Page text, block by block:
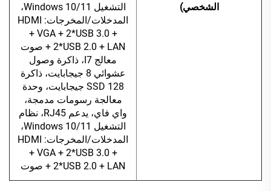
الشخصي)
التشغيل Windows 10/11،
المدخلات/المخرجات: HDMI
+ VGA + 2*USB 3.0 +
2*USB 2.0 + LAN + صوت
معالج I7، ذاكرة وصول
عشوائي 8 جيجابايت، ذاكرة
SSD 128 جيجابايت، وحدة
معالجة رسومات مدمجة،
واي فاي، يدعم RJ45، نظام
التشغيل Windows 10/11،
المدخلات/المخرجات: HDMI
+ VGA + 2*USB 3.0 +
2*USB 2.0 + LAN + صوت